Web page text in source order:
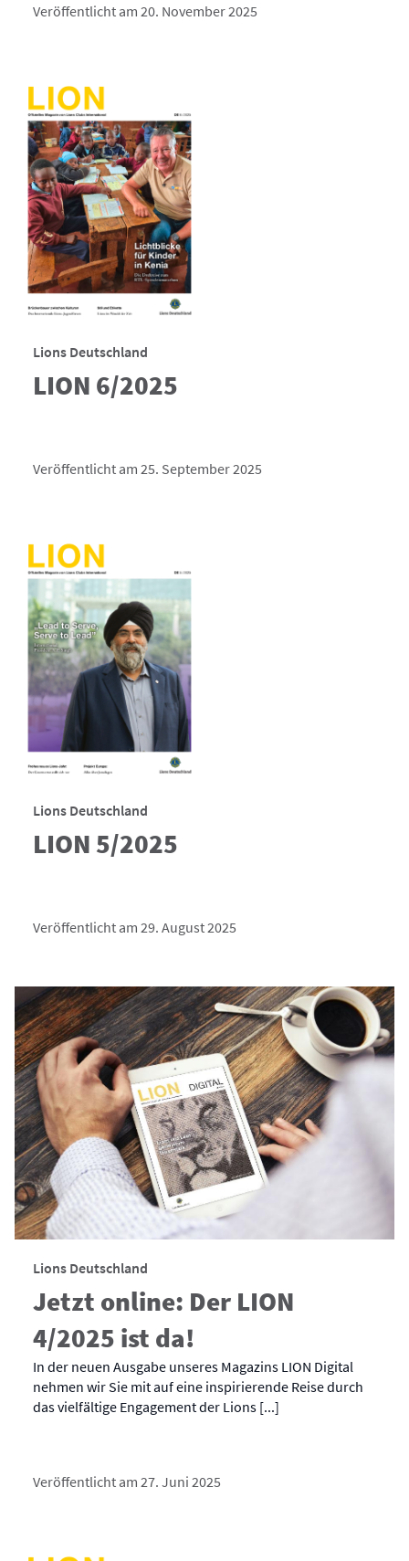
Veröffentlicht am 20. November 2025
Lions Deutschland
LION 6/2025
Veröffentlicht am 25. September 2025
Lions Deutschland
LION 5/2025
Veröffentlicht am 29. August 2025
Lions Deutschland
Jetzt online: Der LION
4/2025 ist da!
In der neuen Ausgabe unseres Magazins LION Digital
nehmen wir Sie mit auf eine inspirierende Reise durch
das vielfältige Engagement der Lions [...]
Veröffentlicht am 27. Juni 2025